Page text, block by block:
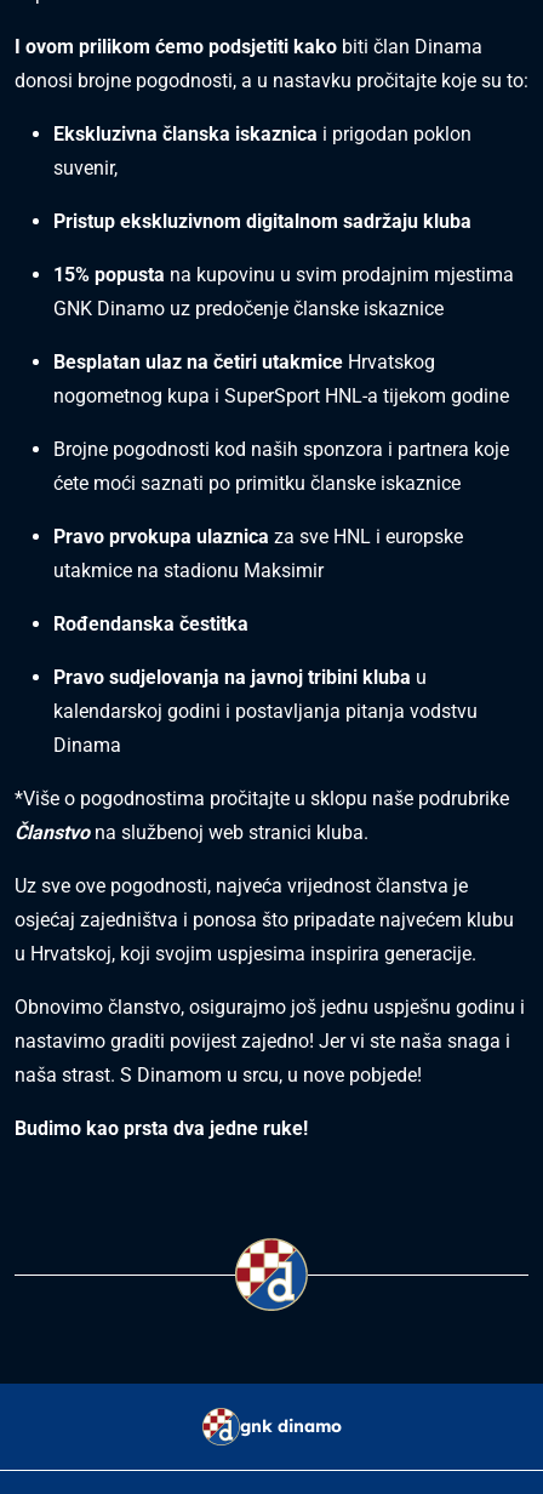
I ovom prilikom ćemo podsjetiti kako biti član Dinama
donosi brojne pogodnosti, a u nastavku pročitajte koje su to:
Ekskluzivna članska iskaznica i prigodan poklon
suvenir,
Pristup ekskluzivnom digitalnom sadržaju kluba
15% popusta na kupovinu u svim prodajnim mjestima
GNK Dinamo uz predočenje članske iskaznice
Besplatan ulaz na četiri utakmice Hrvatskog
nogometnog kupa i SuperSport HNL-a tijekom godine
Brojne pogodnosti kod naših sponzora i partnera koje
ćete moći saznati po primitku članske iskaznice
Pravo prvokupa ulaznica za sve HNL i europske
utakmice na stadionu Maksimir
Rođendanska čestitka
Pravo sudjelovanja na javnoj tribini kluba u
kalendarskoj godini i postavljanja pitanja vodstvu
Dinama
*Više o pogodnostima pročitajte u sklopu naše podrubrike
Članstvo na službenoj web stranici kluba.
Uz sve ove pogodnosti, najveća vrijednost članstva je
osjećaj zajedništva i ponosa što pripadate najvećem klubu
u Hrvatskoj, koji svojim uspjesima inspirira generacije.
Obnovimo članstvo, osigurajmo još jednu uspješnu godinu i
nastavimo graditi povijest zajedno! Jer vi ste naša snaga i
naša strast. S Dinamom u srcu, u nove pobjede!
Budimo kao prsta dva jedne ruke!
gnk dinamo